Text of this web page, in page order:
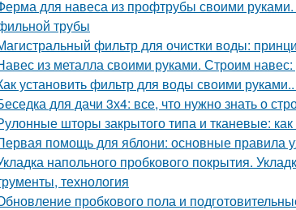
для навеса из профтрубы своими
трубы
фильтр для очистки воды:
из металла своими руками. Строим навес:
установить фильтр для воды своими
для дачи 3х4: все, что нужно знать о
шторы закрытого типа и тканевые:
помощь для яблони: основные правила
напольного пробкового покрытия.
технология
пробкового пола и